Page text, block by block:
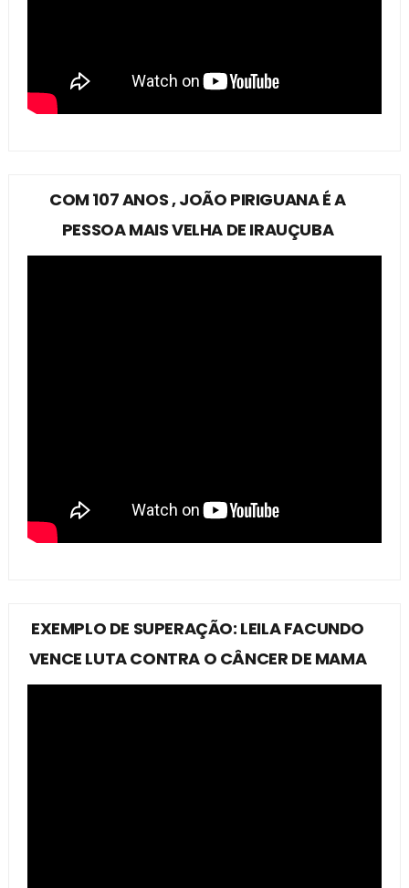
COM 107 ANOS , JOÃO PIRIGUANA É A
PESSOA MAIS VELHA DE IRAUÇUBA
EXEMPLO DE SUPERAÇÃO: LEILA FACUNDO
VENCE LUTA CONTRA O CÂNCER DE MAMA